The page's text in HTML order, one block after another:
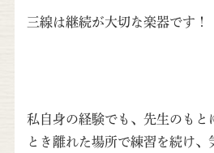
三線は継続が大切な楽器です！
私自身の経験でも、先生のもと
とき離れた場所で練習を続け、